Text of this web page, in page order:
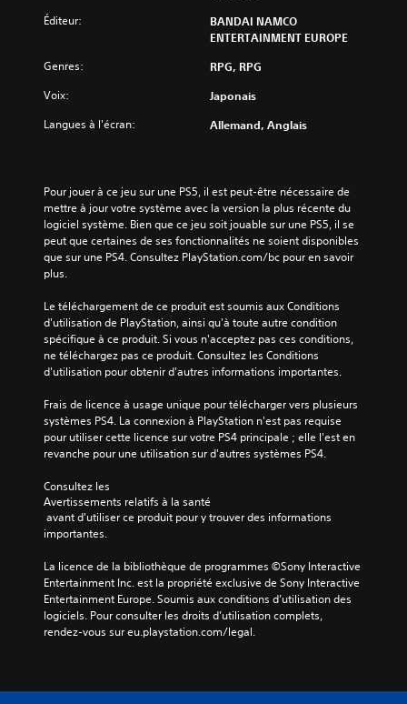
Éditeur:
BANDAI NAMCO
ENTERTAINMENT EUROPE
Genres: RPG, RPG
Voix: Japonais
Langues à l'écran: Allemand, Anglais
Pour jouer à ce jeu sur une PS5, il est peut-être nécessaire de
mettre à jour votre système avec la version la plus récente du
logiciel système. Bien que ce jeu soit jouable sur une PS5, il se
peut que certaines de ses fonctionnalités ne soient disponibles
que sur une PS4. Consultez PlayStation.com/bc pour en savoir
plus.
Le téléchargement de ce produit est soumis aux Conditions
d'utilisation de PlayStation, ainsi qu'à toute autre condition
spécifique à ce produit. Si vous n'acceptez pas ces conditions,
ne téléchargez pas ce produit. Consultez les Conditions
d'utilisation pour obtenir d'autres informations importantes.
Frais de licence à usage unique pour télécharger vers plusieurs
systèmes PS4. La connexion à PlayStation n'est pas requise
pour utiliser cette licence sur votre PS4 principale ; elle l'est en
revanche pour une utilisation sur d'autres systèmes PS4.
Consultez les
Avertissements relatifs à la santé
importantes.
La licence de la bibliothèque de programmes ©Sony Interactive
Entertainment Inc. est la propriété exclusive de Sony Interactive
Entertainment Europe. Soumis aux conditions d’utilisation des
logiciels. Pour consulter les droits d’utilisation complets,
rendez-vous sur eu.playstation.com/legal.